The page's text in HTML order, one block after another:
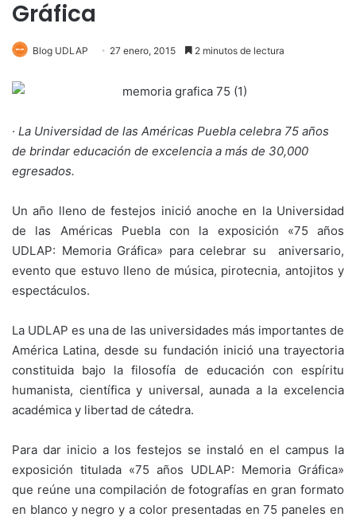
Gráfica
Blog UDLAP 27 enero, 2015 2 minutos de lectura
· La Universidad de las Américas Puebla celebra 75 años
de brindar educación de excelencia a más de 30,000
egresados.
Un año lleno de festejos inició anoche en la Universidad
de las Américas Puebla con la exposición «75 años
UDLAP: Memoria Gráfica» para celebrar su aniversario,
evento que estuvo lleno de música, pirotecnia, antojitos y
espectáculos.
La UDLAP es una de las universidades más importantes de
América Latina, desde su fundación inició una trayectoria
constituida bajo la filosofía de educación con espíritu
humanista, científica y universal, aunada a la excelencia
académica y libertad de cátedra.
Para dar inicio a los festejos se instaló en el campus la
exposición titulada «75 años UDLAP: Memoria Gráfica»
que reúne una compilación de fotografías en gran formato
en blanco y negro y a color presentadas en 75 paneles en